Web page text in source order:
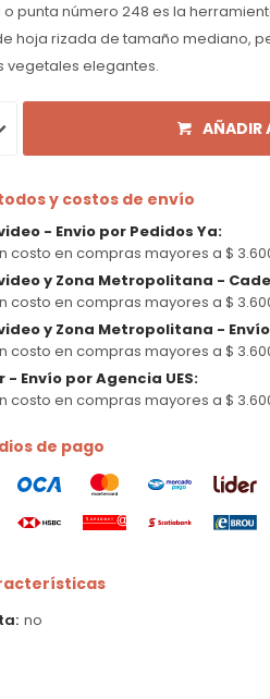
o punta número 248 es la
hoja rizada de tamaño mediano,
vegetales elegantes.
AÑADIR
y costos de envío
- Envio por Pedidos Ya:
costo en compras mayores a $
y Zona Metropolitana -
costo en compras mayores a $
y Zona Metropolitana - Envío
costo en compras mayores a $
- Envío por Agencia UES:
costo en compras mayores a $
de pago
no